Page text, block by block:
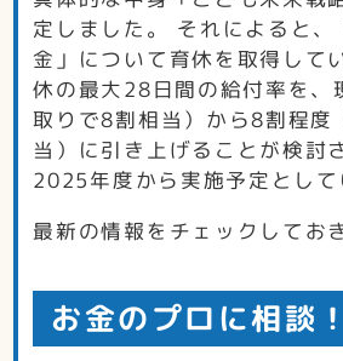
定しました。 それによると、
金」について育休を取得して
休の最大28日間の給付率を、
取りで8割相当）から8割程度
当）に引き上げることが検討
2025年度から実施予定として
最新の情報をチェックしてお
お金のプロに相談！